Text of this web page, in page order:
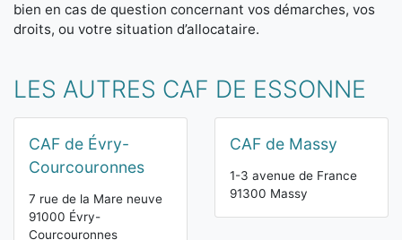
bien en cas de question concernant vos démarches, vos
droits, ou votre situation d’allocataire.
LES AUTRES CAF DE ESSONNE
CAF de Évry-
Courcouronnes
7 rue de la Mare neuve
91000 Évry-
Courcouronnes
CAF de Massy
1-3 avenue de France
91300 Massy